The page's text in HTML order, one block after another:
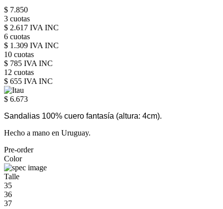
$ 7.850
3 cuotas
$ 2.617 IVA INC
6 cuotas
$ 1.309 IVA INC
10 cuotas
$ 785 IVA INC
12 cuotas
$ 655 IVA INC
$ 6.673
Sandalias 100% cuero fantasía (altura: 4cm).
Hecho a mano en Uruguay.
Pre-order
Color
Talle
35
36
37